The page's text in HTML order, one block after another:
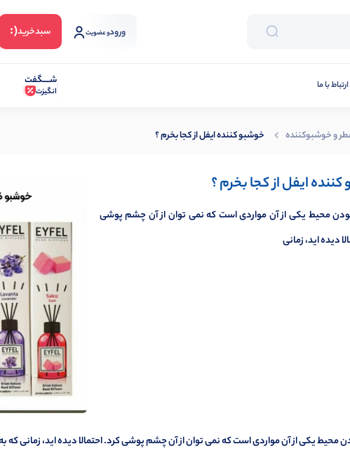
ورودو عضویت سبد‌خرید(:
ارتباط با ما شـــــگفت
انگیزت
و خوشبوکننده خوشبو کننده ایفل از کجا بخرم ؟
ایفل از کجا بخرم ؟
محیط یکی از آن مواردی است که نمی توان از آن چشم پوشی
دیده اید، زمانی
محیط یکی از آن مواردی است که نمی توان از آن چشم پوشی کرد. احتمالا دیده اید، زمانی